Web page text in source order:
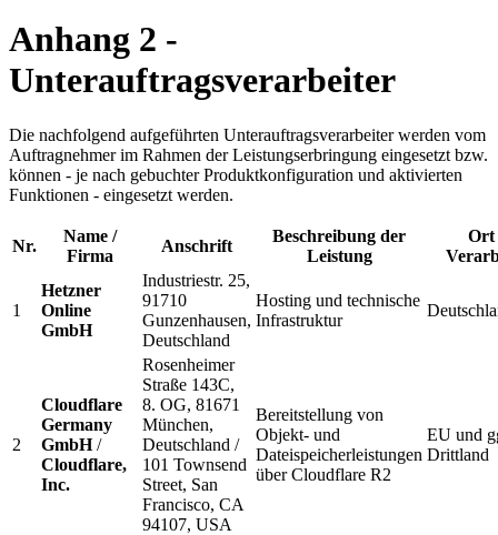
Anhang 2 -
Unterauftragsverarbeiter
Die nachfolgend aufgeführten Unterauftragsverarbeiter werden vom
Auftragnehmer im Rahmen der Leistungserbringung eingesetzt bzw.
können - je nach gebuchter Produktkonfiguration und aktivierten
Funktionen - eingesetzt werden.
Nr.
Name /
Firma
Anschrift
Beschreibung der
Leistung
Ort
1
Hetzner
Online
GmbH
Industriestr. 25,
91710
Gunzenhausen,
Deutschland
Hosting und technische
Infrastruktur
2
Cloudflare
Germany
GmbH/
Cloudflare,
Inc.
Rosenheimer
Straße 143C,
8. OG, 81671
München,
Deutschland /
101 Townsend
Street, San
Francisco, CA
94107, USA
Bereitstellung von
Objekt- und
Dateispeicherleistungen
über Cloudflare R2
EU und
Drittland